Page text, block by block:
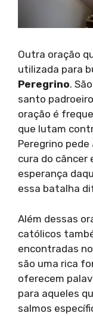
Outra oração
utilizada para
Peregrino.
santo
oração é
que lutam
Peregrino
cura do câncer
esperança
essa batalha
Além dessas
católicos
encontradas
são uma rica
oferecem
para aqueles
salmos